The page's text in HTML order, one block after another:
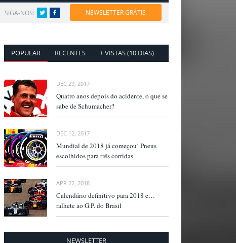
SIGA-NOS: TwitterFacebook NEWSLETTER GRÁTIS
POPULAR RECENTES + VISTAS (10 DIAS)
DEC 29, 2017
Quatro anos depois do acidente, o que se
sabe de Schumacher?
DEC 12, 2017
Mundial de 2018 já começou! Pneus
escolhidos para três corridas
APR 22, 2018
Calendário definitivo para 2018 e…
ralhete ao G.P. do Brasil
NEWSLETTER